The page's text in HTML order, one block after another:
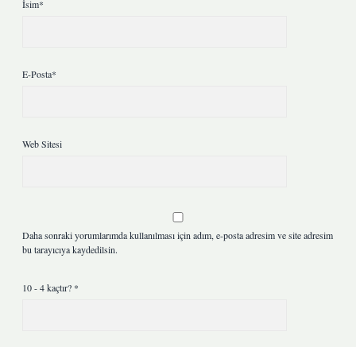
İsim*
E-Posta*
Web Sitesi
Daha sonraki yorumlarımda kullanılması için adım, e-posta adresim ve site adresim
bu tarayıcıya kaydedilsin.
10 - 4 kaçtır? *